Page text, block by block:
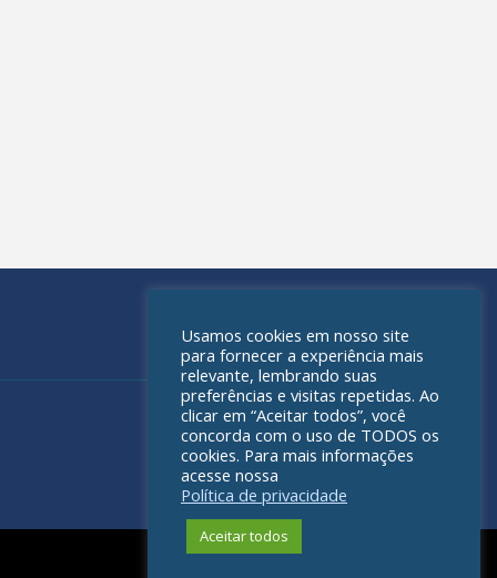
Usamos cookies em nosso site
para fornecer a experiência mais
relevante, lembrando suas
preferências e visitas repetidas. Ao
clicar em “Aceitar todos”, você
concorda com o uso de TODOS os
cookies. Para mais informações
acesse nossa
Política de privacidade
Aceitar todos